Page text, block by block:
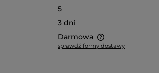
5
3 dni
Darmowa
sprawdź formy dostawy